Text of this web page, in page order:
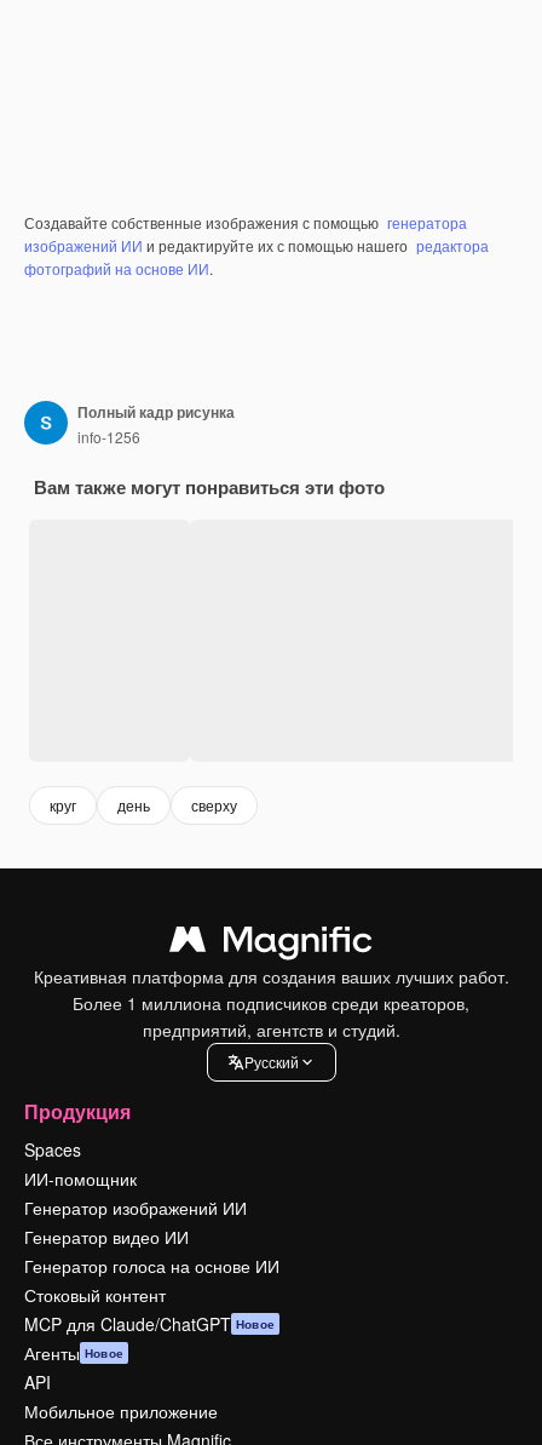
Создавайте собственные изображения с помощью генератора
изображений ИИ и редактируйте их с помощью нашего редактора
фотографий на основе ИИ.
Полный кадр рисунка
info-1256
Вам также могут понравиться эти фото
круг день сверху
Креативная платформа для создания ваших лучших работ.
Более 1 миллиона подписчиков среди креаторов,
предприятий, агентств и студий.
Pусский
Продукция
Spaces
ИИ-помощник
Генератор изображений ИИ
Генератор видео ИИ
Генератор голоса на основе ИИ
Стоковый контент
MCP для Claude/ChatGPT Новое
Агенты Новое
API
Мобильное приложение
Все инструменты Magnific